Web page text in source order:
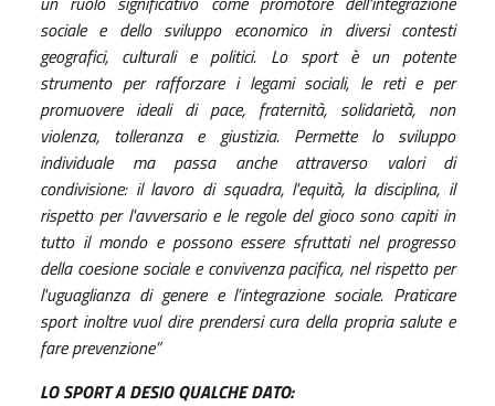
sociale e dello sviluppo economico in diversi contesti
geografici, culturali e politici. Lo sport è un potente
strumento per rafforzare i legami sociali, le reti e per
promuovere ideali di pace, fraternità, solidarietà, non
violenza, tolleranza e giustizia. Permette lo sviluppo
individuale ma passa anche attraverso valori di
condivisione: il lavoro di squadra, l'equità, la disciplina, il
rispetto per l'avversario e le regole del gioco sono capiti in
tutto il mondo e possono essere sfruttati nel progresso
della coesione sociale e convivenza pacifica, nel rispetto per
l'uguaglianza di genere e l’integrazione sociale. Praticare
sport inoltre vuol dire prendersi cura della propria salute e
fare prevenzione”
LO SPORT A DESIOQUALCHE DATO: